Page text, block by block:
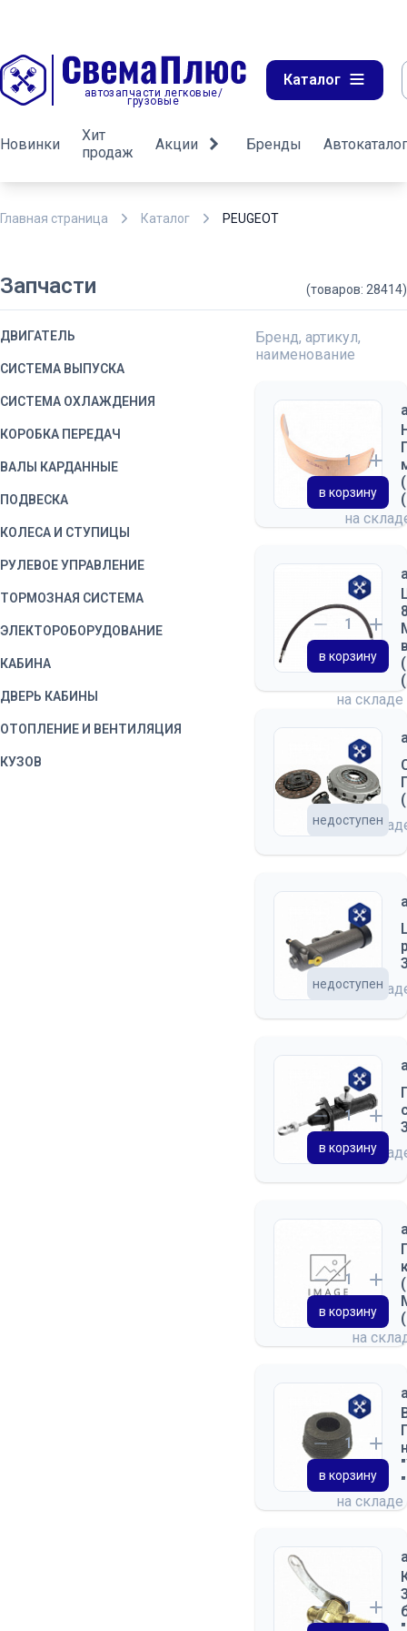
автозапчасти легковые/
грузовые
Каталог
Новинки
Хит
продаж
Акции Бренды Автокаталог
Главная страница Каталог PEUGEOT
Запчасти (товаров: 28414)
ДВИГАТЕЛЬ
СИСТЕМА ВЫПУСКА
СИСТЕМА ОХЛАЖДЕНИЯ
КОРОБКА ПЕРЕДАЧ
ВАЛЫ КАРДАННЫЕ
ПОДВЕСКА
КОЛЕСА И СТУПИЦЫ
РУЛЕВОЕ УПРАВЛЕНИЕ
ТОРМОЗНАЯ СИСТЕМА
ЭЛЕКТОРОБОРУДОВАНИЕ
КАБИНА
ДВЕРЬ КАБИНЫ
ОТОПЛЕНИЕ И ВЕНТИЛЯЦИЯ
КУЗОВ
Бренд, артикул,
наименование
на
в корзину
на складе
в корзину
на
недоступен
на
недоступен
на
в корзину
на
в корзину
на складе
в корзину